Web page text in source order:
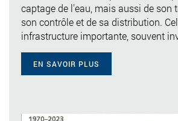
captage de l'eau, mais aussi de son
son contrôle et de sa distribution.
infrastructure importante, souvent
EN SAVOIR PLUS